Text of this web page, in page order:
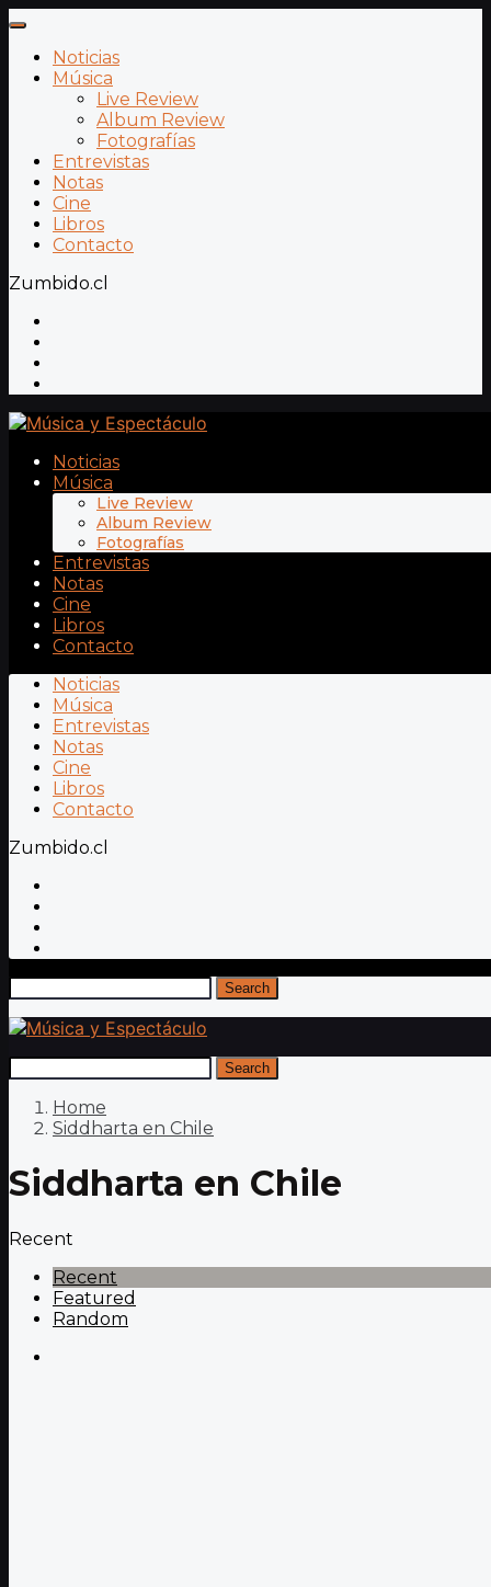
Noticias
Música
Live Review
Album Review
Fotografías
Entrevistas
Notas
Cine
Libros
Contacto
Zumbido.cl
Noticias
Música
Live Review
Album Review
Fotografías
Entrevistas
Notas
Cine
Libros
Contacto
Noticias
Música
Entrevistas
Notas
Cine
Libros
Contacto
Zumbido.cl
Search
Search
Home
Siddharta en Chile
Siddharta en Chile
Recent
Recent
Featured
Random